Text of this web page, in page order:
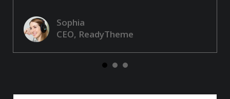
Sophia
CEO, ReadyTheme